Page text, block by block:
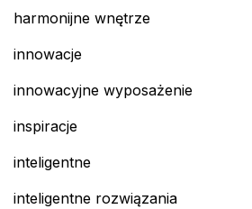
harmonijne wnętrze
innowacje
innowacyjne wyposażenie
inspiracje
inteligentne
inteligentne rozwiązania